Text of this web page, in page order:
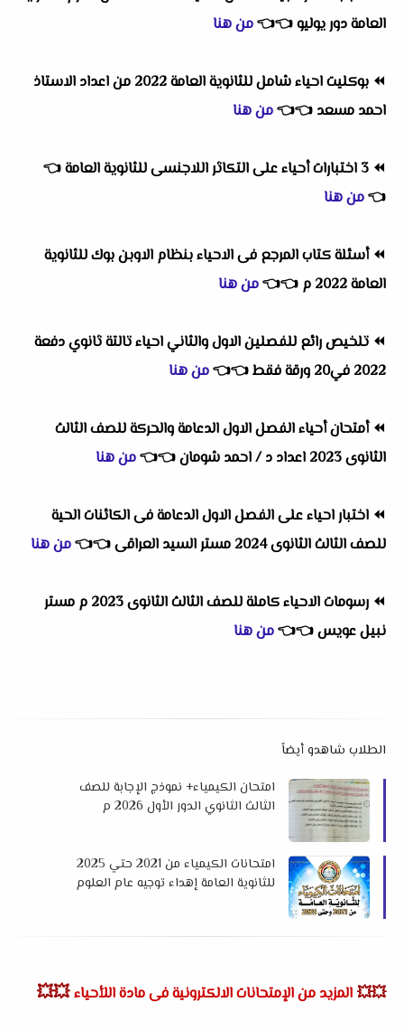
العامة دور يوليو👈
👈من هنا
⏪
بوكليت احياء شامل للثانوية العامة 2022 من اعداد الاستاذ
احمد مسعد 👈
👈من هنا
⏪ 3 اختبارات أحياء على التكاثر اللاجنسى للثانوية العامة
👈
👈من هنا
⏪أسئلة كتاب المرجع فى الاحياء بنظام الاوبن بوك للثانوية
العامة 2022 م
👈
👈من هنا
⏪ تلخيص رائع للفصلين الاول والثاني احياء تالتة ثانوي دفعة
2022 في20 ورقة فقط
👈
👈من هنا
⏪ أمتحان أحياء الفصل الاول الدعامة والحركة للصف الثالث
الثانوى 2023 اعداد د / احمد شومان
👈
👈من هنا
⏪ اختبار احياء على الفصل الاول الدعامة فى الكائنات الحية
للصف الثالث الثانوى 2024 مستر السيد العراقى
👈
👈من هنا
⏪
رسومات الاحياء كاملة للصف الثالث الثانوى 2023 م مستر
نبيل عويس👈
👈من هنا
الطلاب شاهدو أيضاً
امتحان الكيمياء+ نموذج الإجابة للصف
الثالث الثانوي الدور الأول 2026 م
امتحانات الكيمياء من 2021 حتي 2025
للثانوية العامة إهداء توجيه عام العلوم
💥💥 المزيد من الإمتحانات الالكترونية فى مادة اللأحياء 💥💥